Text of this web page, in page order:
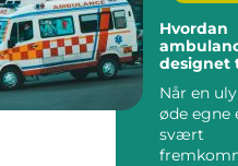
Hvordan
designet
Når en
øde egne
svært